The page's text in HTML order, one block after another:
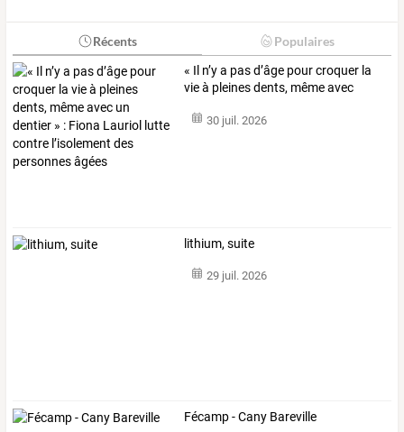
Récents Populaires
« Il n’ya pasd’âge pourcroquer la
vieà pleinesdents, mêmeavec
30 juil. 2026
lithium, suite
29 juil. 2026
Fécamp - Cany Bareville